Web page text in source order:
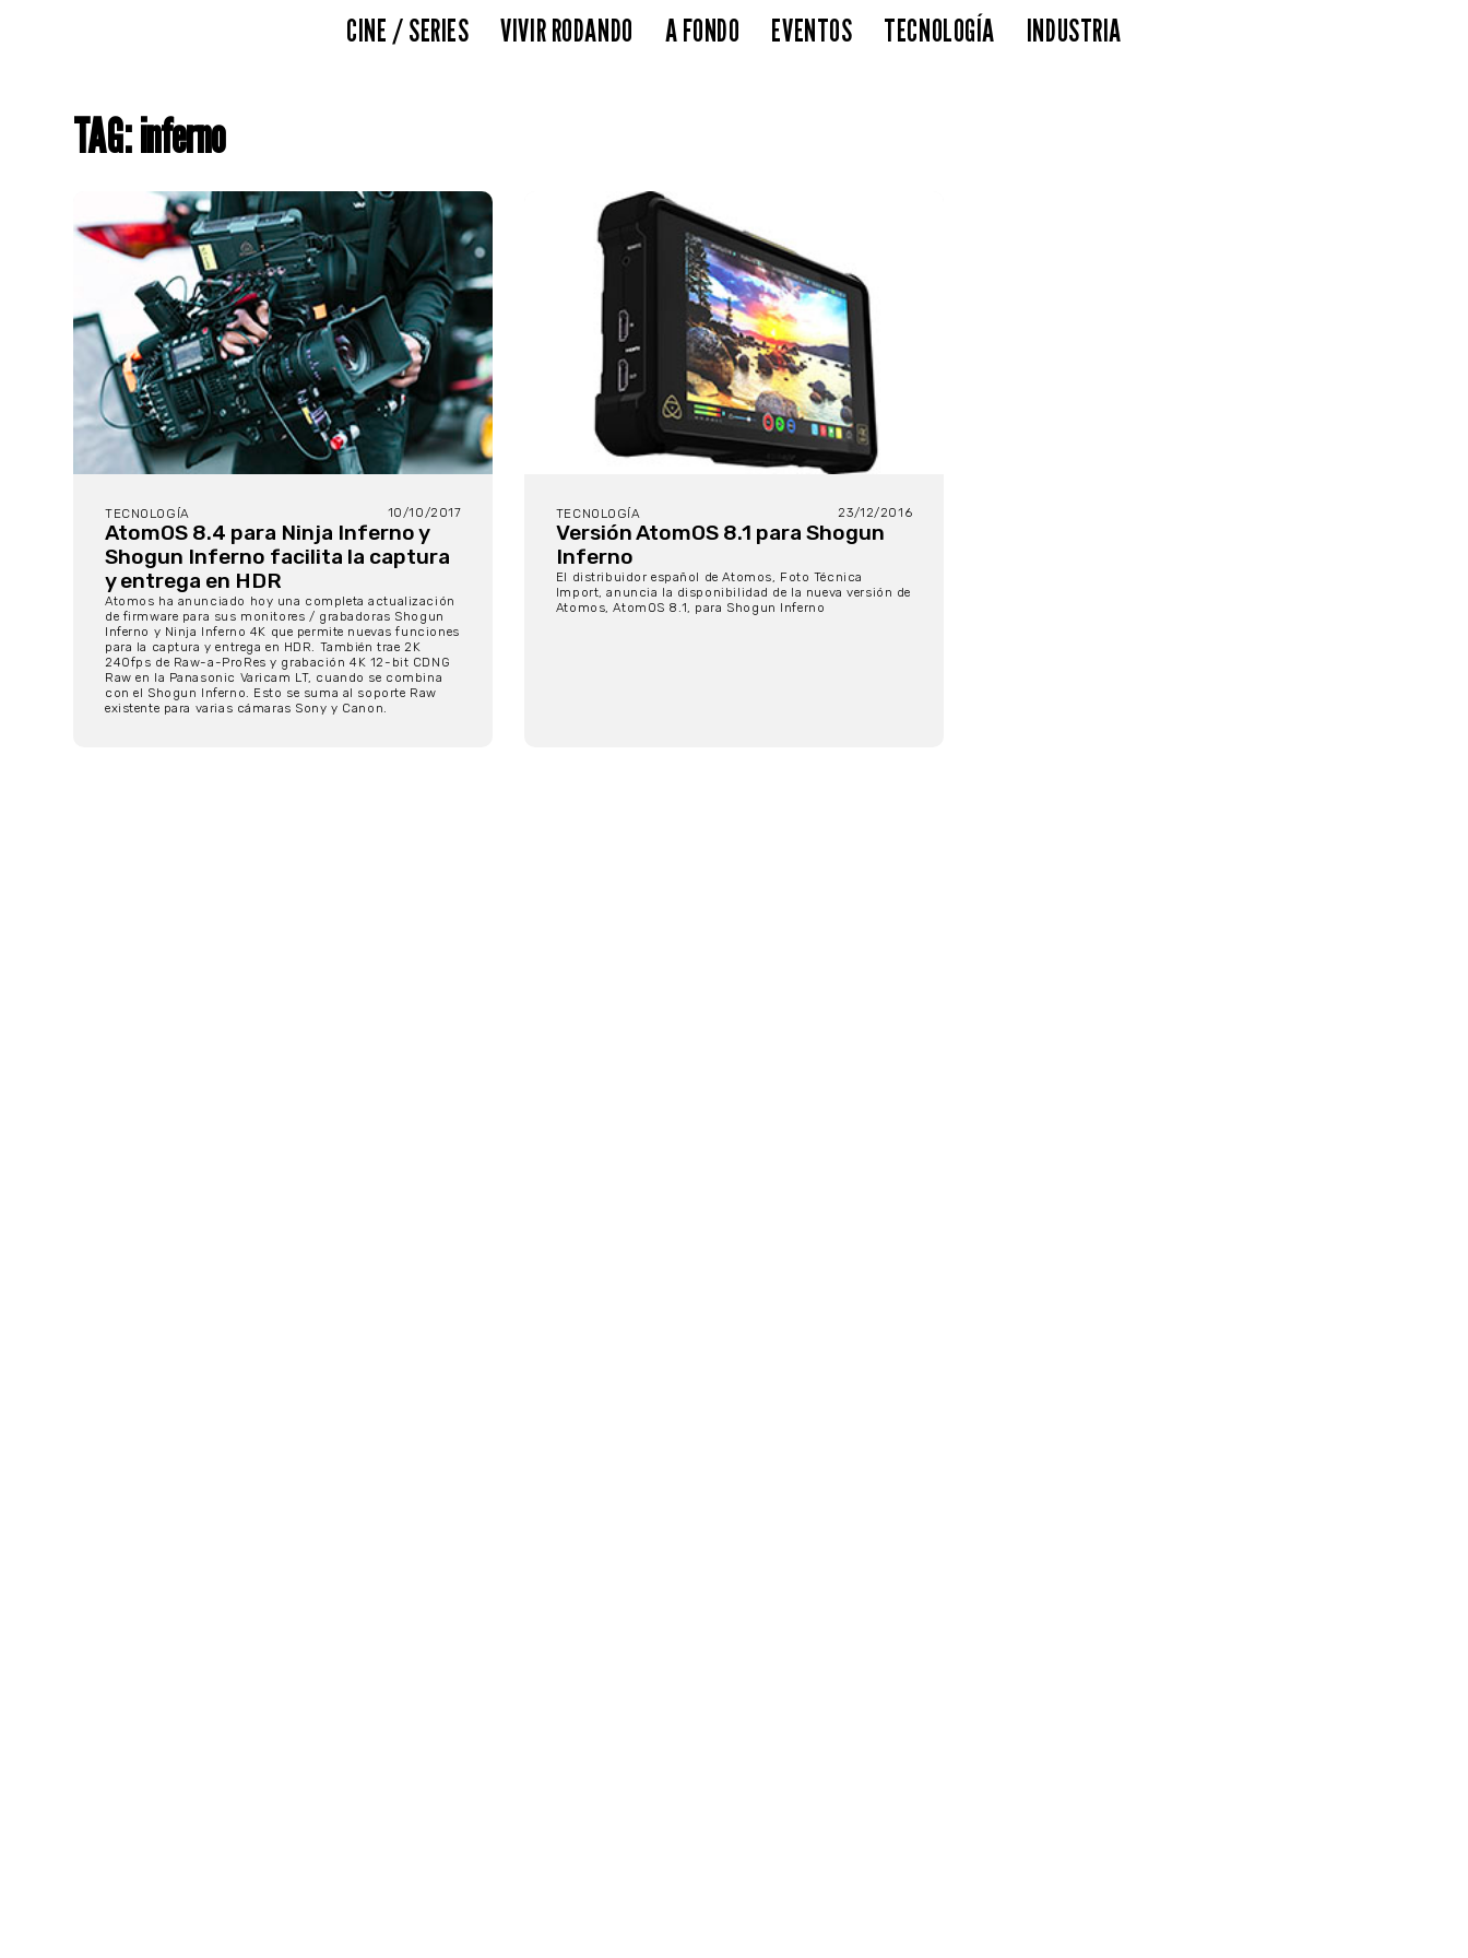
CINE / SERIES VIVIR RODANDO A FONDO EVENTOS TECNOLOGÍA INDUSTRIA
TAG: inferno
TECNOLOGÍA 10/10/2017
AtomOS 8.4 para Ninja Inferno y
Shogun Inferno facilita la captura
y entrega en HDR
Atomos ha anunciado hoy una completa actualización
de firmware para sus monitores / grabadoras Shogun
Inferno y Ninja Inferno 4K que permite nuevas funciones
para la captura y entrega en HDR. También trae 2K
240fps de Raw-a-ProRes y grabación 4K 12-bit CDNG
Raw en la Panasonic Varicam LT, cuando se combina
con el Shogun Inferno. Esto se suma al soporte Raw
existente para varias cámaras Sony y Canon.
TECNOLOGÍA 23/12/2016
Versión AtomOS 8.1 para Shogun
Inferno
El distribuidor español de Atomos, Foto Técnica
Import, anuncia la disponibilidad de la nueva versión de
Atomos, AtomOS 8.1, para Shogun Inferno